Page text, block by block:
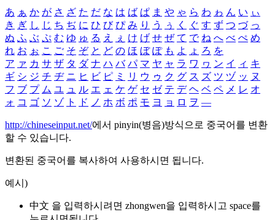
あ ぁ か が さ ざ た だ な は ば ぱ ま や ゃ ら わ ゎ ん い ぃ
き ぎ し じ ち ぢ に ひ び ぴ み り う ぅ く ぐ す ず つ づ っ
ぬ ふ ぶ ぷ む ゆ ゅ る え ぇ け げ せ ぜ て で ね へ べ ぺ め
れ お ぉ こ ご そ ぞ と ど の ほ ぼ ぽ も よ ょ ろ を
ア ァ カ サ ザ タ ダ ナ ハ バ パ マ ヤ ャ ラ ワ ヮ ン イ ィ キ
ギ シ ジ チ ヂ ニ ヒ ビ ピ ミ リ ウ ゥ ク グ ス ズ ツ ヅ ッ ヌ
フ ブ プ ム ユ ュ ル エ ェ ケ ゲ セ ゼ テ デ ヘ ベ ペ メ レ オ
ォ コ ゴ ソ ゾ ト ド ノ ホ ボ ポ モ ヨ ョ ロ ヲ ―
http://chineseinput.net/에서 pinyin(병음)방식으로 중국어를 변환
할 수 있습니다.
변환된 중국어를 복사하여 사용하시면 됩니다.
예시)
中文 을 입력하시려면 zhongwen을 입력하시고 space를